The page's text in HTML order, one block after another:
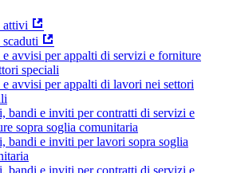
attivi
avvisi per appalti di servizi e forniture
speciali
avvisi per appalti di lavori nei settori
bandi e inviti per contratti di servizi e
sopra soglia comunitaria
bandi e inviti per lavori sopra soglia
bandi e inviti per contratti di servizi e